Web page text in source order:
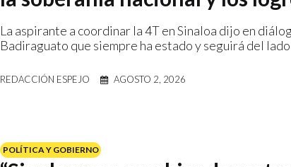
La aspirante a coordinar la 4T en Sinaloa dijo en
Badiraguato que siempre ha estado y seguirá del
REDACCIÓN ESPEJO AGOSTO 2, 2026
POLÍTICA Y GOBIERNO